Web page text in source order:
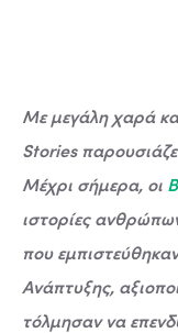
Με μεγάλη χαρά
Stories
Μέχρι σήμερα, οι
ιστορίες
που
Ανάπτυξης,
τόλμησαν να